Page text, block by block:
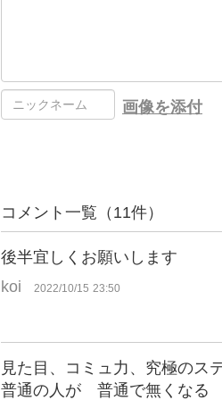
画像を添付
コメント一覧 （11件）
後半宜しくお願いします
koi
2022/10/15 23:50
見た目、コミュ力、究極のス
普通の人が 普通で無くなる